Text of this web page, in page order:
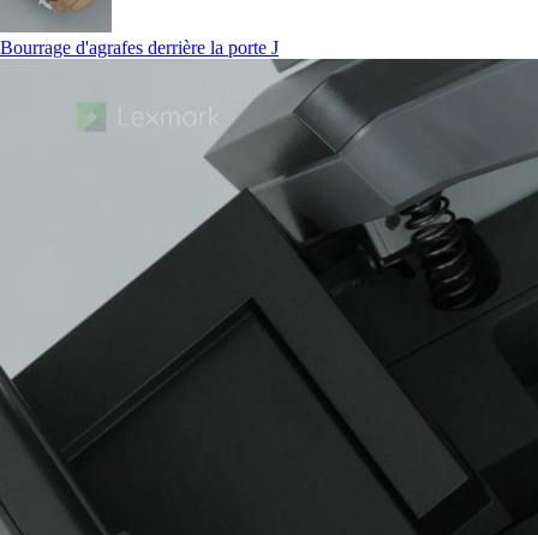
Bourrage d'agrafes derrière la porte J